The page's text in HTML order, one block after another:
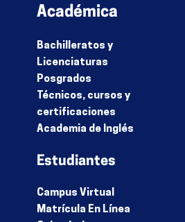
Académica
Bachilleratos y
Licenciaturas
Posgrados
Técnicos, cursos y
certificaciones
Academia de Inglés
Estudiantes
Campus Virtual
Matrícula En Línea